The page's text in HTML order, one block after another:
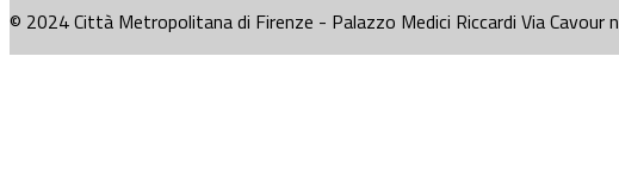
© 2024 Città Metropolitana di Firenze - Palazzo Medici Riccardi Via Cavour